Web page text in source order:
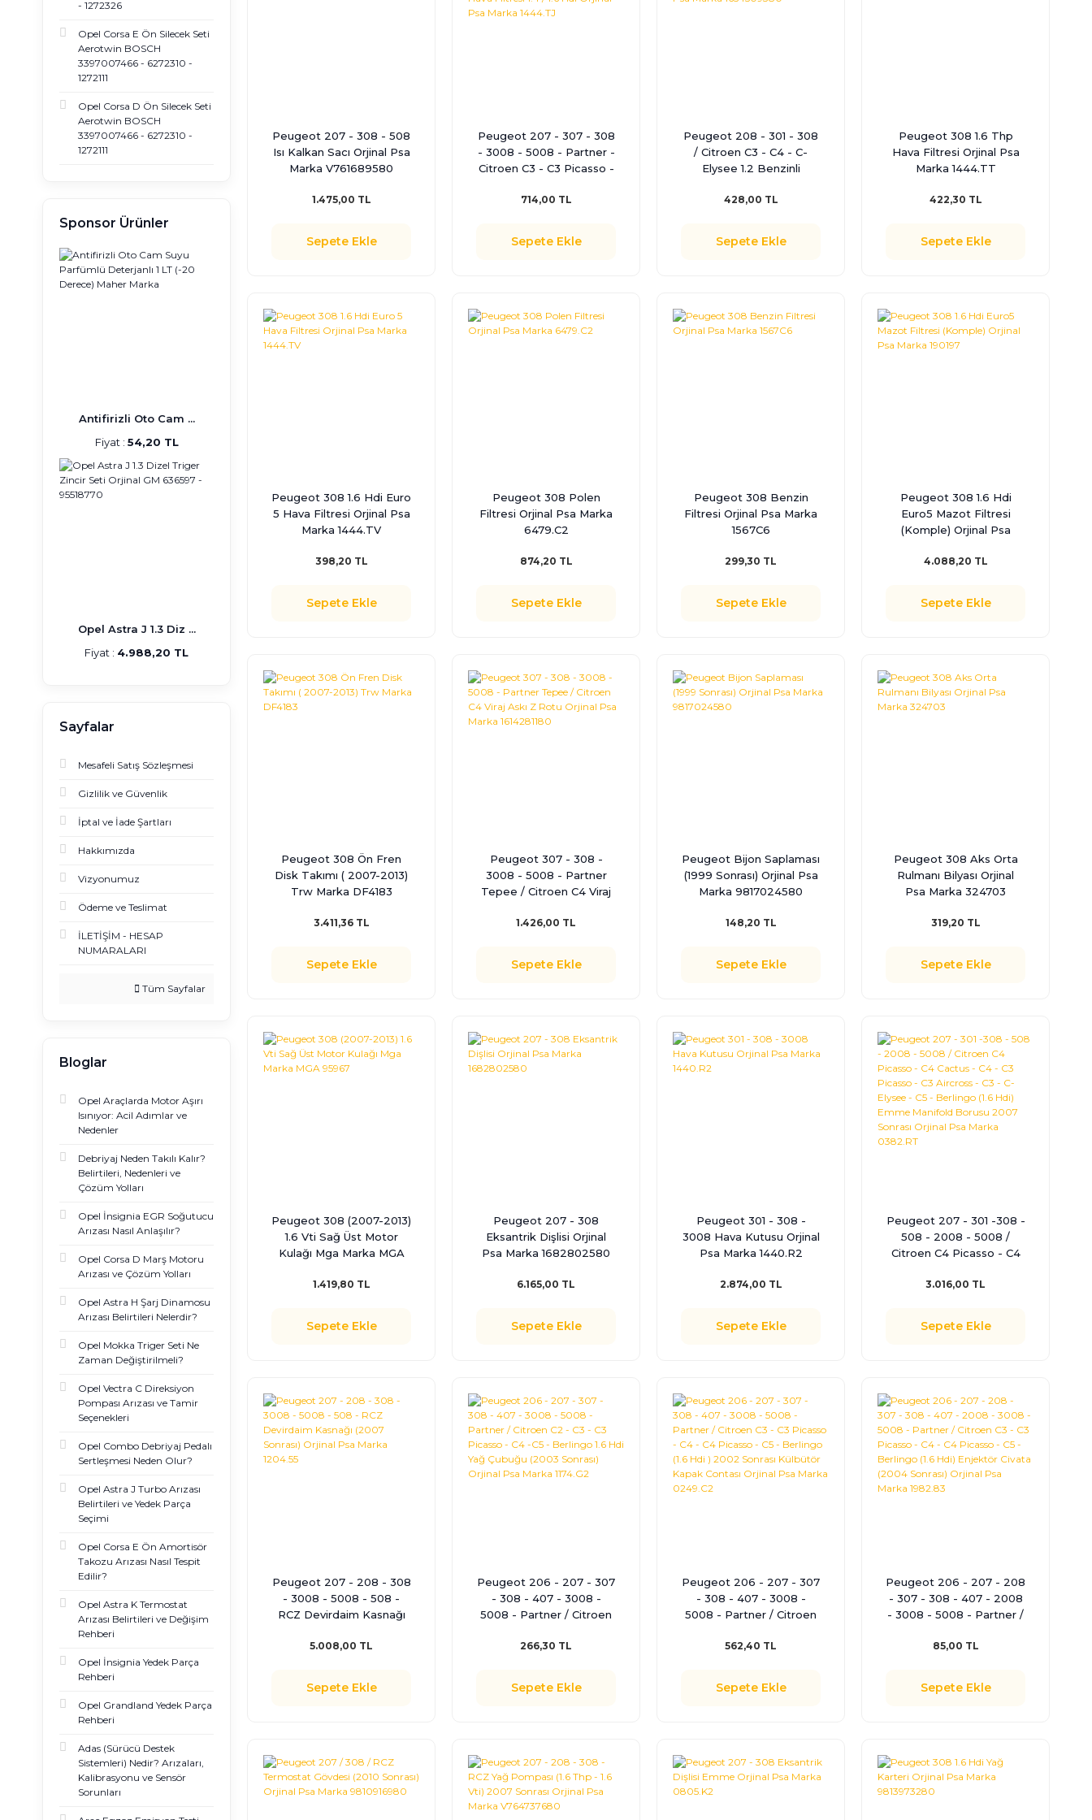
- 1272326
Opel Corsa E Ön Silecek Seti
Aerotwin BOSCH
3397007466 - 6272310 -
1272111
Opel Corsa D Ön Silecek Seti
Aerotwin BOSCH
3397007466 - 6272310 -
1272111
Sponsor Ürünler
Antifirizli Oto Cam ...
Fiyat : 54,20 TL
Opel Astra J 1.3 Diz ...
Fiyat : 4.988,20 TL
Sayfalar
Mesafeli Satış Sözleşmesi
Gizlilik ve Güvenlik
İptal ve İade Şartları
Hakkımızda
Vizyonumuz
Ödeme ve Teslimat
İLETİŞİM - HESAP
NUMARALARI
Tüm Sayfalar
Bloglar
Opel Araçlarda Motor Aşırı
Isınıyor: Acil Adımlar ve
Nedenler
Debriyaj Neden Takılı Kalır?
Belirtileri, Nedenleri ve
Çözüm Yolları
Opel İnsignia EGR Soğutucu
Arızası Nasıl Anlaşılır?
Opel Corsa D Marş Motoru
Arızası ve Çözüm Yolları
Opel Astra H Şarj Dinamosu
Arızası Belirtileri Nelerdir?
Opel Mokka Triger Seti Ne
Zaman Değiştirilmeli?
Opel Vectra C Direksiyon
Pompası Arızası ve Tamir
Seçenekleri
Opel Combo Debriyaj Pedalı
Sertleşmesi Neden Olur?
Opel Astra J Turbo Arızası
Belirtileri ve Yedek Parça
Seçimi
Opel Corsa E Ön Amortisör
Takozu Arızası Nasıl Tespit
Edilir?
Opel Astra K Termostat
Arızası Belirtileri ve Değişim
Rehberi
Opel İnsignia Yedek Parça
Rehberi
Opel Grandland Yedek Parça
Rehberi
Adas (Sürücü Destek
Sistemleri) Nedir? Arızaları,
Kalibrasyonu ve Sensör
Sorunları
Peugeot 207 - 308 - 508
Isı Kalkan Sacı Orjinal Psa
Marka V761689580
1.475,00 TL
Sepete Ekle
Peugeot 207 - 307 - 308
- 3008 - 5008 - Partner -
Citroen C3 - C3 Picasso -
Filtresi 1.4 / 1.6 Hdi Orjinal
714,00 TL
Sepete Ekle
Peugeot 208 - 301 - 308
/ Citroen C3 - C4 - C-
Elysee 1.2 Benzinli
Psa Marka 1654509380
428,00 TL
Sepete Ekle
Peugeot 308 1.6 Thp
Hava Filtresi Orjinal Psa
Marka 1444.TT
422,30 TL
Sepete Ekle
Peugeot 308 1.6 Hdi Euro
5 Hava Filtresi Orjinal Psa
Marka 1444.TV
398,20 TL
Sepete Ekle
Peugeot 308 Polen
Filtresi Orjinal Psa Marka
6479.C2
874,20 TL
Sepete Ekle
Peugeot 308 Benzin
Filtresi Orjinal Psa Marka
1567C6
299,30 TL
Sepete Ekle
Peugeot 308 1.6 Hdi
Euro5 Mazot Filtresi
(Komple) Orjinal Psa
4.088,20 TL
Sepete Ekle
Peugeot 308 Ön Fren
Disk Takımı ( 2007-2013)
Trw Marka DF4183
3.411,36 TL
Sepete Ekle
Peugeot 307 - 308 -
3008 - 5008 - Partner
Tepee / Citroen C4 Viraj
Marka 1614281180
1.426,00 TL
Sepete Ekle
Peugeot Bijon Saplaması
(1999 Sonrası) Orjinal Psa
Marka 9817024580
148,20 TL
Sepete Ekle
Peugeot 308 Aks Orta
Rulmanı Bilyası Orjinal
Psa Marka 324703
319,20 TL
Sepete Ekle
Peugeot 308 (2007-2013)
1.6 Vti Sağ Üst Motor
Kulağı Mga Marka MGA
1.419,80 TL
Sepete Ekle
Peugeot 207 - 308
Eksantrik Dişlisi Orjinal
Psa Marka 1682802580
6.165,00 TL
Sepete Ekle
Peugeot 301 - 308 -
3008 Hava Kutusu Orjinal
Psa Marka 1440.R2
2.874,00 TL
Sepete Ekle
Peugeot 207 - 301 -308 -
508 - 2008 - 5008 /
Citroen C4 Picasso - C4
- C3 Aircross - C3 - C-
Borusu 2007 Sonrası
3.016,00 TL
Sepete Ekle
Peugeot 207 - 208 - 308
- 3008 - 5008 - 508 -
RCZ Devirdaim Kasnağı
Marka 1204.55
5.008,00 TL
Sepete Ekle
Peugeot 206 - 207 - 307
- 308 - 407 - 3008 -
5008 - Partner / Citroen
-C5 - Berlingo 1.6 Hdi Yağ
266,30 TL
Sepete Ekle
Peugeot 206 - 207 - 307
- 308 - 407 - 3008 -
5008 - Partner / Citroen
Picasso - C5 - Berlingo
Orjinal Psa Marka
562,40 TL
Sepete Ekle
Peugeot 206 - 207 - 208
- 307 - 308 - 407 - 2008
- 3008 - 5008 - Partner /
C4 - C4 Picasso - C5 -
Sonrası) Orjinal Psa Marka
85,00 TL
Sepete Ekle